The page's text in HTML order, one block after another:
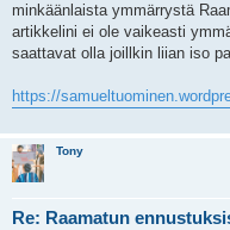
minkäänlaista ymmärrystä
artikkelini ei ole vaikeasti
saattavat olla joillkin liian iso
https://
Tony
Re: Raamatun